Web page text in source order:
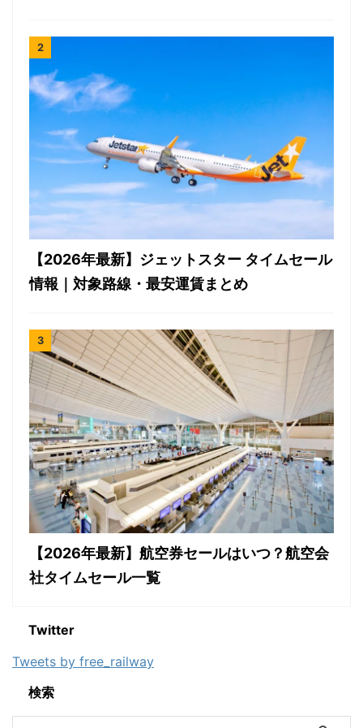
【2026年最新】ジェットスター タイムセール
情報｜対象路線・最安運賃まとめ
【2026年最新】航空券セールはいつ？航空会
社タイムセール一覧
Twitter
Tweets by free_railway
検索